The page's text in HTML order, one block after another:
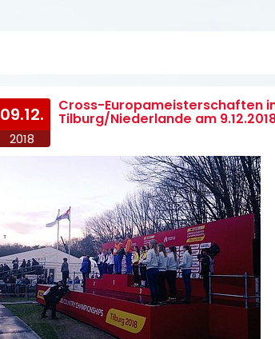
09.12.
2018
Cross-Europameisterschaften
Tilburg/Niederlande am